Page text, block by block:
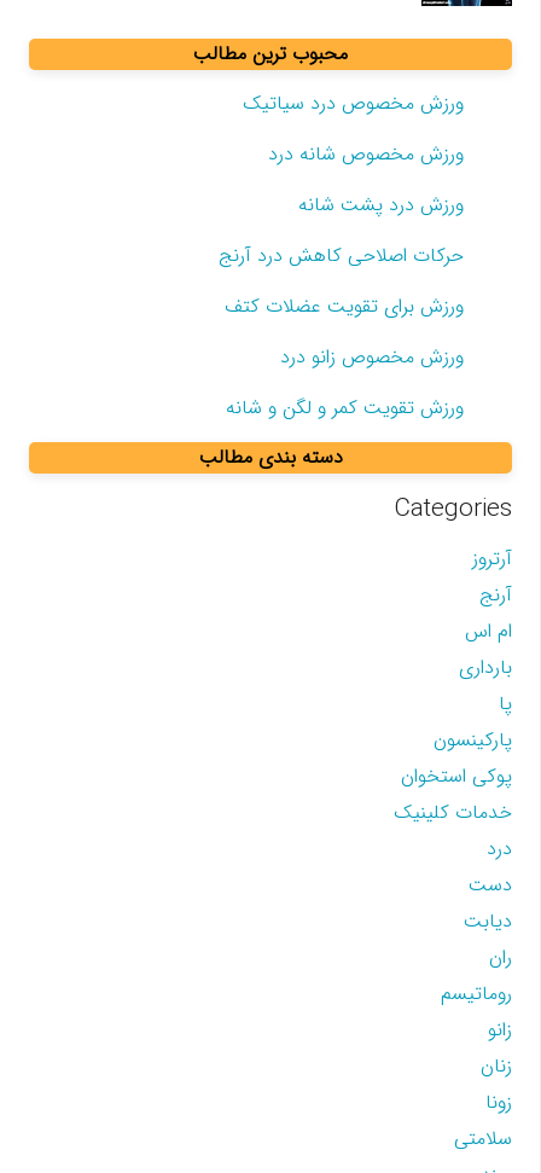
محبوب ترین مطالب
ورزش مخصوص درد سیاتیک
ورزش مخصوص شانه درد
ورزش درد پشت شانه
حرکات اصلاحی کاهش درد آرنج
ورزش برای تقویت عضلات کتف
ورزش مخصوص زانو درد
ورزش تقویت کمر و لگن و شانه
دسته بندی مطالب
Categories
آرتروز
آرنج
ام اس
بارداری
پا
پارکینسون
پوکی استخوان
خدمات کلینیک
درد
دست
دیابت
ران
روماتیسم
زانو
زنان
زونا
سلامتی